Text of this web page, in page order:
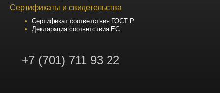
Сертификаты и свидетельства
Сертификат соответствия ГОСТ Р
Декларация соответствия ЕС
+7 (701) 711 93 22